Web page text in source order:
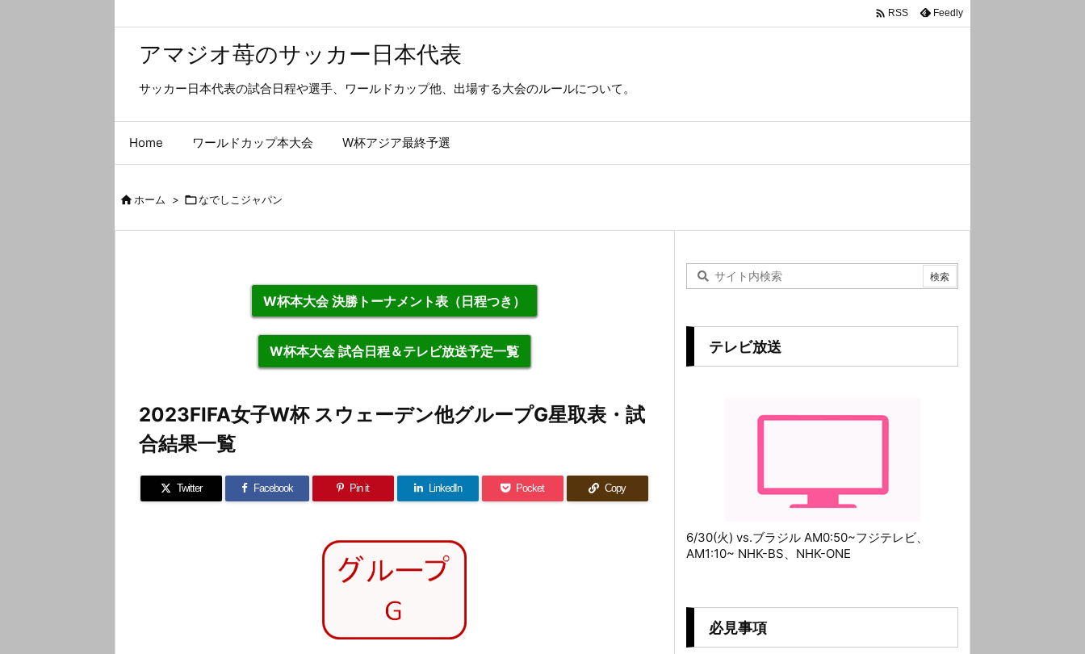
アマジオ苺のサッカー日本代表
サッカー日本代表の試合日程や選手、ワールドカップ他、出場する大会のルールについて。
Home ワールドカップ本大会 W杯アジア最終予選
 RSS Feedly
ホーム > なでしこジャパン
W杯本大会 決勝トーナメント表（日程つき）
W杯本大会 試合日程＆テレビ放送予定一覧
2023FIFA女子W杯 スウェーデン他グループG星取表・試
合結果一覧
Twitter Facebook Pin it LinkedIn Pocket Copy
テレビ放送
6/30(火) vs.ブラジル AM0:50~フジテレビ、
AM1:10~ NHK-BS、NHK-ONE
必見事項